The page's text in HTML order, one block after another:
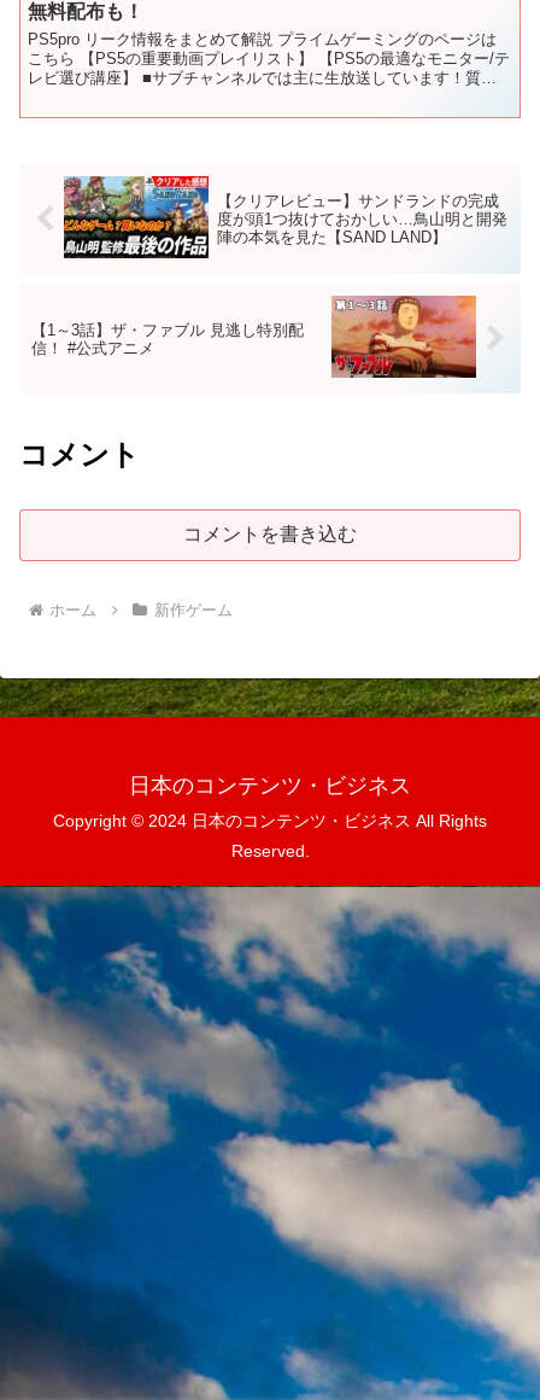
無料配布も！
PS5pro リーク情報をまとめて解説 プライムゲーミングのページは
こちら 【PS5の重要動画プレイリスト】 【PS5の最適なモニター/テ
レビ選び講座】 ■サブチャンネルでは主に生放送しています！質問
【クリアレビュー】サンドランドの完成
度が頭1つ抜けておかしい…鳥山明と開発
陣の本気を見た【SAND LAND】
【1～3話】ザ・ファブル 見逃し特別配
信！ #公式アニメ
コメント
コメントを書き込む
ホーム 新作ゲーム
日本のコンテンツ・ビジネス
Copyright © 2024 日本のコンテンツ・ビジネス All Rights
Reserved.